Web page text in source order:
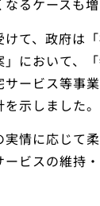
るケースも増
けて、政府は
において、
サービス等事
示しました。
実情に応じて
ビスの維持